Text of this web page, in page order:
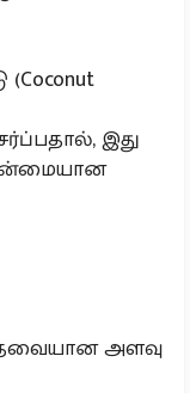
இது
அளவு